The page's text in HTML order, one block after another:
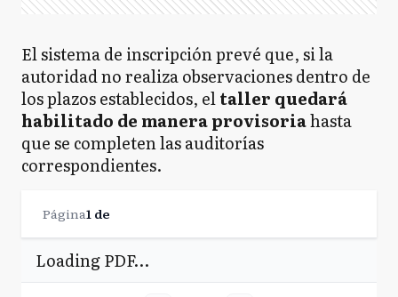
El sistema de inscripción prevé que, si la
autoridad no realiza observaciones dentro de
los plazos establecidos, eltaller quedará
habilitado de manera provisoriahasta
que se completen las auditorías
correspondientes.
Página1 de
Loading PDF…